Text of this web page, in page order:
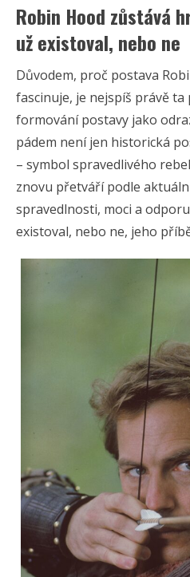
Robin Hood zůstává
už existoval, nebo ne
Důvodem, proč postava
fascinuje, je nejspíš právě
formování postavy jako
pádem není jen historická
– symbol spravedlivého
znovu přetváří podle
spravedlnosti, moci a
existoval, nebo ne, jeho